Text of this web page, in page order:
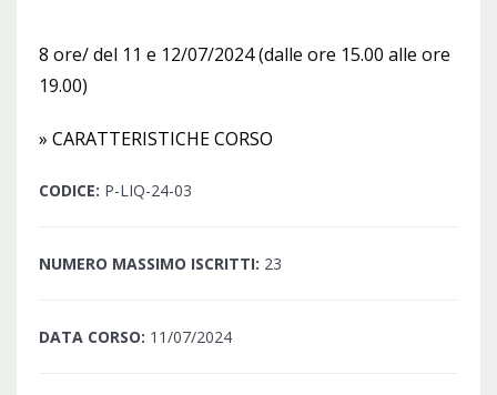
8 ore/ del 11 e 12/07/2024 (dalle ore 15.00 alle ore
19.00)
» CARATTERISTICHE CORSO
CODICE: P-LIQ-24-03
NUMERO MASSIMO ISCRITTI: 23
DATA CORSO: 11/07/2024